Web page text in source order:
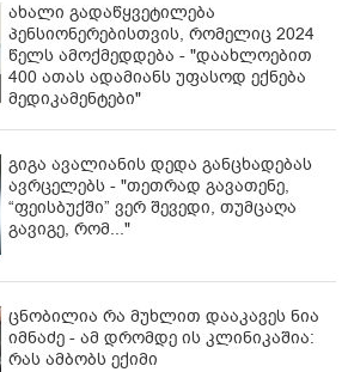
ახალი გადაწყვეტილება
პენსიონერებისთვის, რომელიც 2024
წელს ამოქმედდება - "დაახლოებით
400 ათას ადამიანს უფასოდ ექნება
მედიკამენტები"
გიგა ავალიანის დედა განცხადებას
ავრცელებს - "თეთრად გავათენე,
“ფეისბუქში” ვერ შევედი, თუმცაღა
გავიგე, რომ..."
ცნობილია რა მუხლით დააკავეს ნია
იმნაძე - ამ დრომდე ის კლინიკაშია:
რას ამბობს ექიმი